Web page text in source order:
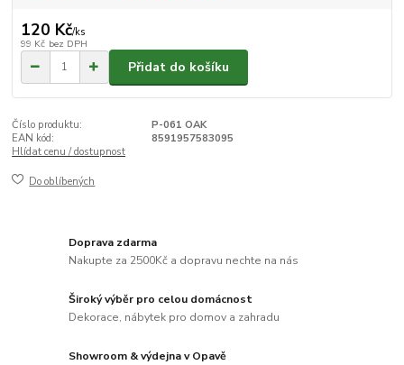
120 Kč/ks
99 Kč bez DPH
Přidat do košíku
Číslo produktu:
P-061 OAK
EAN kód:
8591957583095
Hlídat cenu / dostupnost
Do oblíbených
Doprava zdarma
Nakupte za 2500Kč a dopravu nechte na nás
Široký výběr pro celou domácnost
Dekorace, nábytek pro domov a zahradu
Showroom & výdejna v Opavě